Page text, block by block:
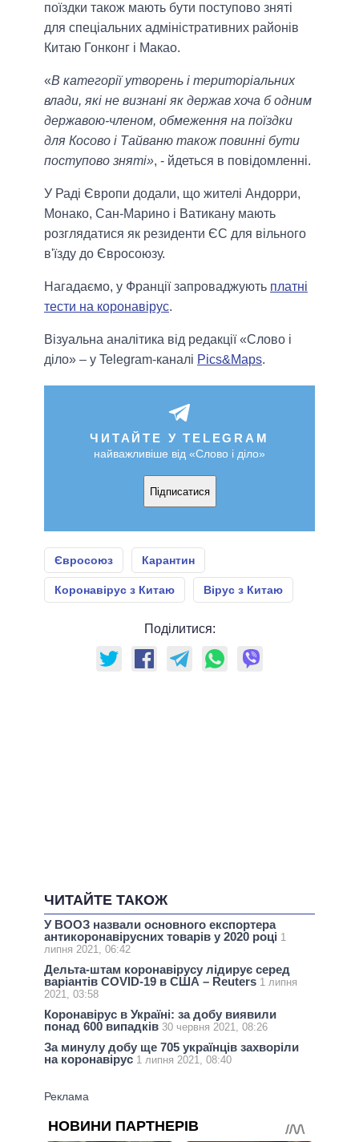
поїздки також мають бути поступово зняті
для спеціальних адміністративних районів
Китаю Гонконг і Макао.
«В категорії утворень і територіальних
влади, які не визнані як держав хоча б одним
державою-членом, обмеження на поїздки
для Косово і Тайваню також повинні бути
поступово зняті», - йдеться в повідомленні.
У Раді Європи додали, що жителі Андорри,
Монако, Сан-Марино і Ватикану мають
розглядатися як резиденти ЄС для вільного
в'їзду до Євросоюзу.
Нагадаємо, у Франції запроваджують платні
тести на коронавірус.
Візуальна аналітика від редакції «Слово і
діло» – у Telegram-каналі Pics&Maps.
ЧИТАЙТЕ У TELEGRAM
найважливіше від «Слово і діло»
Підписатися
Євросоюз Карантин
Коронавірус з Китаю Вірус з Китаю
Поділитися:
ЧИТАЙТЕ ТАКОЖ
У ВООЗ назвали основного експортера
антикоронавірусних товарів у 2020 році 1
липня 2021, 06:42
Дельта-штам коронавірусу лідирує серед
варіантів COVID-19 в США – Reuters 1 липня
2021, 03:58
Коронавірус в Україні: за добу виявили
понад 600 випадків 30 червня 2021, 08:26
За минулу добу ще 705 українців захворіли
на коронавірус 1 липня 2021, 08:40